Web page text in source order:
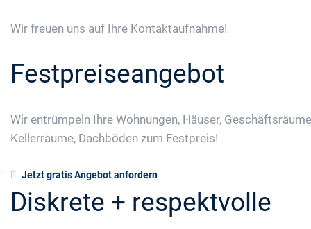
Wir freuen uns auf Ihre Kontaktaufnahme!
Festpreiseangebot
Wir entrümpeln Ihre Wohnungen, Häuser,
Kellerräume, Dachböden zum Festpreis!
Jetzt gratis Angebot anfordern
Diskrete + respektvolle